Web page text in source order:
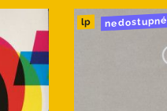
lp nedostupné